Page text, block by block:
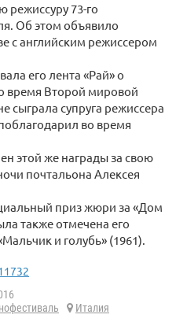
режиссуру 73-го
Об этом объявило
с английским режиссером
его лента «Рай» о
время Второй мировой
сыграла супруга режиссера
во время
этой же награды за свою
почтальона Алексея
приз жюри за «Дом
также отмечена его
и голубь» (1961).
Италия